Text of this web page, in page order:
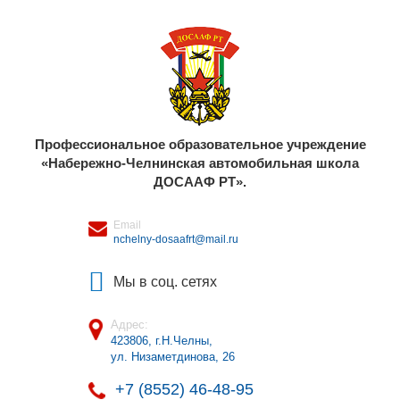
Профессиональное образовательное учреждение
«Набережно-Челнинская автомобильная школа
ДОСААФ РТ».
Email
nchelny-dosaafrt@mail.ru
Мы в соц. сетях
Адрес:
423806, г.Н.Челны,
ул. Низаметдинова, 26
+7 (8552) 46-48-95